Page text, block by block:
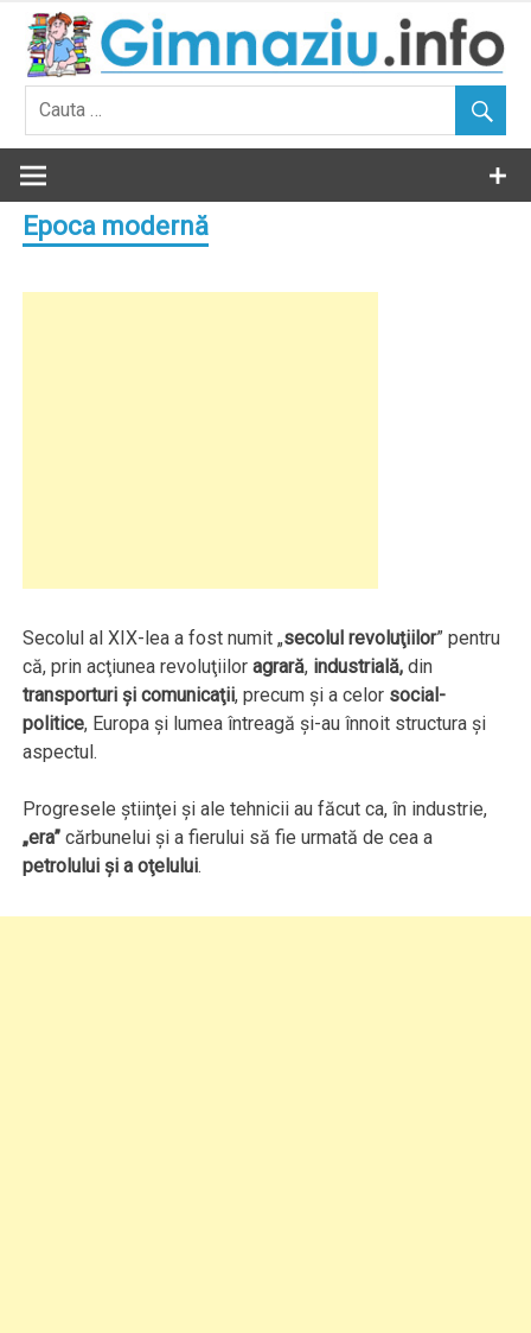
Skip
content
Epoca modernă
Secolul al XIX-lea a fost numit „secolul revoluţiilor” pentru
că, prin acţiunea revoluţiiloragrară, industrială, din
transporturi şi comunicaţii, precum şi a celor social-
politice, Europa şi lumea întreagă şi-au înnoit structura şi
aspectul.
Progresele ştiinţei şi ale tehnicii au făcut ca, în industrie,
„era” cărbunelui şi a fierului să fie urmată de cea a
petrolului şi a oţelului.